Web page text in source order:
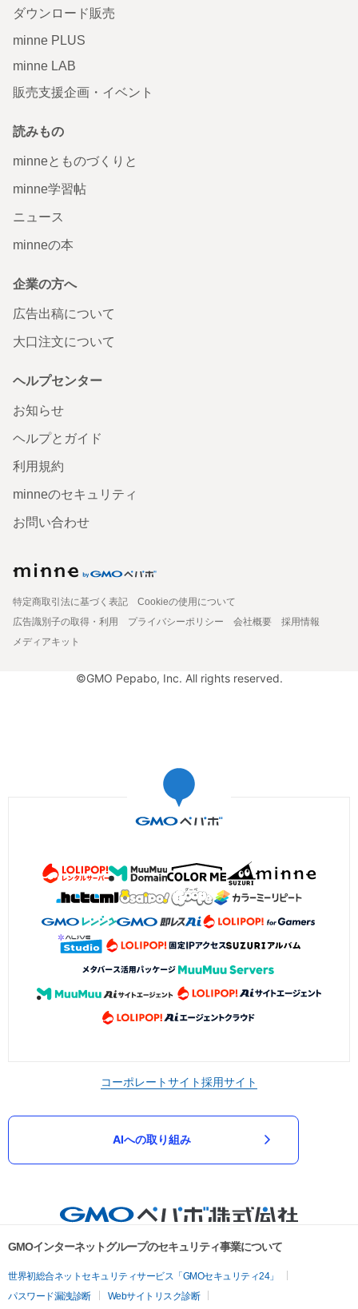
ダウンロード販売
minne PLUS
minne LAB
販売支援企画・イベント
読みもの
minneとものづくりと
minne学習帖
ニュース
minneの本
企業の方へ
広告出稿について
大口注文について
ヘルプセンター
お知らせ
ヘルプとガイド
利用規約
minneのセキュリティ
お問い合わせ
特定商取引法に基づく表記
Cookieの使用について
広告識別子の取得・利用
プライバシーポリシー 会社概要
採用情報
メディアキット
©GMO Pepabo, Inc. All rights reserved.
コーポレートサイト採用サイト
AIへの取り組み
GMOインターネットグループのセキュリティ事業について
世界初総合ネットセキュリティサービス「GMOセキュリティ24」
パスワード漏洩診断
Webサイトリスク診断